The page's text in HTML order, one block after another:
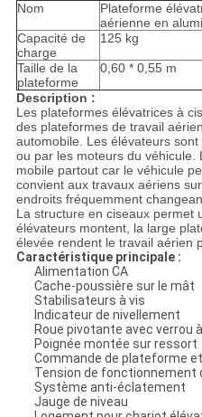
Nom
Plateforme
aérienne en
Capacité de
charge
125 kg
Taille de la
plateforme
0,60 * 0,55 m
Description :
Les plateformes élévatrices à
des plateformes de travail
automobile. Les élévateurs
ou par les moteurs du véhicule.
mobile partout car le véhicule
convient aux travaux aériens
endroits fréquemment
La structure en ciseaux permet
élévateurs montent, la large
élevée rendent le travail aérien
Caractéristique principale :
Alimentation CA
Cache-poussière sur le mât
Stabilisateurs à vis
Indicateur de nivellement
Roue pivotante avec verrou
Poignée montée sur ressort
Commande de plateforme et
Tension de fonctionnement
Système anti-éclatement
Jauge de niveau